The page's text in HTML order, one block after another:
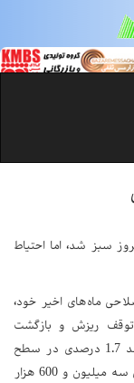
سبز شد، اما احتیاط
ماه‌های اخیر خود،
توقف ریزش و بازگشت
نسبی تقاضا را به نمایش گذاشت. شاخص کل با رشد 1.7 درصدی در سطح
سه میلیون و 680 هزار واحد ایستاد و از کف حمایتی سه میلیون و 600 هزار